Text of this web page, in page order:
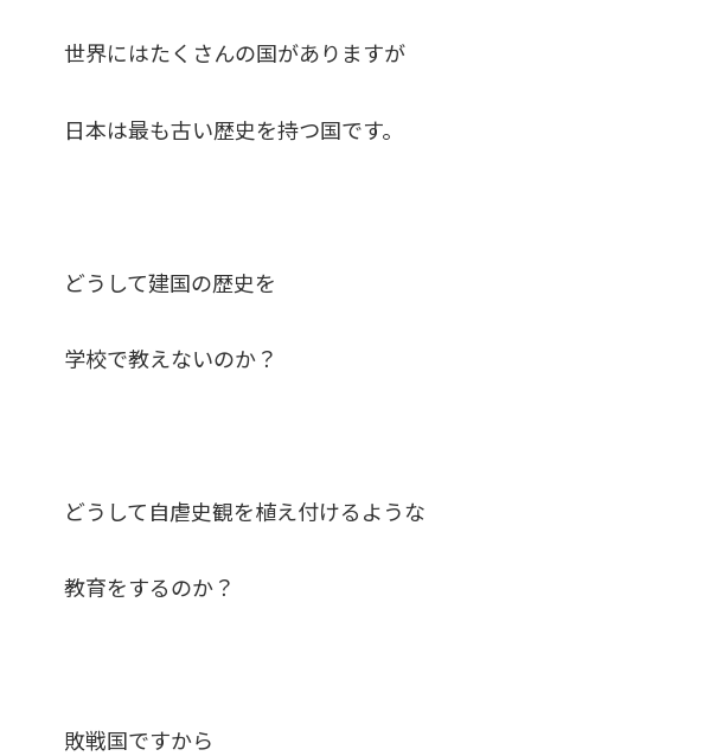
世界にはたくさんの国がありますが
日本は最も古い歴史を持つ国です。
どうして建国の歴史を
学校で教えないのか？
どうして自虐史観を植え付けるような
教育をするのか？
敗戦国ですから